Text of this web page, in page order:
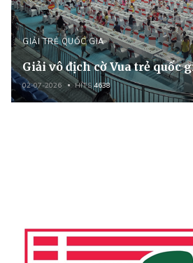
GIẢI TRẺ QUỐC GIA
Giải vô địch cờ Vua trẻ quốc
02-07-2026 HITS 4638